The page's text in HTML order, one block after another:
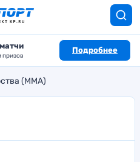
призов
Подробнее
(MMA)